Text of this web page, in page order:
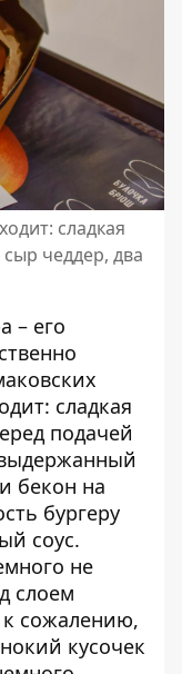
сладкая
чеддер, два
– его
сладкая
подачей
бекон на
бургеру
соус.
не
слоем
сожалению,
кусочек